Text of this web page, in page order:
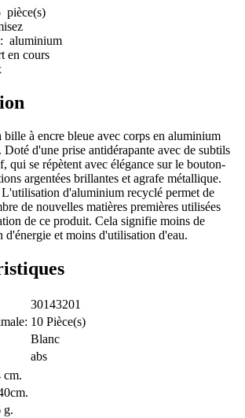
pièce(s)
aluminium
en cours
à encre bleue avec corps en aluminium
Doté d'une prise antidérapante avec de subtils
qui se répètent avec élégance sur le bouton-
argentées brillantes et agrafe métallique.
d'aluminium recyclé permet de
de nouvelles matières premières utilisées
de ce produit. Cela signifie moins de
d'énergie et moins d'utilisation d'eau.
30143201
10 Pièce(s)
Blanc
abs
cm.
g.